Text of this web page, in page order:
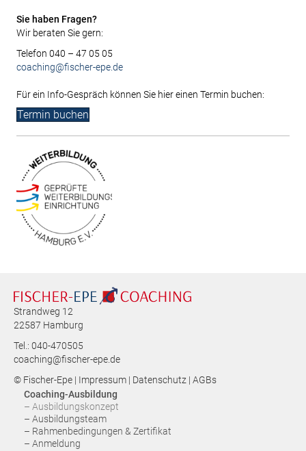
Sie haben Fragen?
Wir beraten Sie gern:
Telefon 040 – 47 05 05
coaching@fischer-epe.de
Für ein Info-Gespräch können Sie hier einen Termin buchen:
Termin buchen
Strandweg 12
22587 Hamburg
Tel.: 040-470505
coaching@fischer-epe.de
© Fischer-Epe | Impressum | Datenschutz | AGBs
Coaching-Ausbildung
– Ausbildungskonzept
– Ausbildungsteam
– Rahmenbedingungen & Zertifikat
– Anmeldung